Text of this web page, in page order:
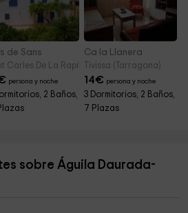
de Sans
Carles De La Rapita (Tarragona)
persona y noche
2 Baños,
Ca la Llanera
Tivissa (Tarragona)
14€ persona y noche
3 Dormitorios, 2 Baños,
7 Plazas
sobre Águila Daurada-